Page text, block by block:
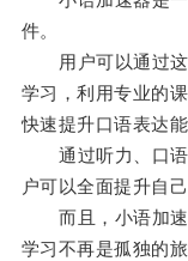
件。
用户可以通过这
学习，利用专业的
快速提升口语表达
通过听力、口语
户可以全面提升自
而且，小语加速
学习不再是孤独的